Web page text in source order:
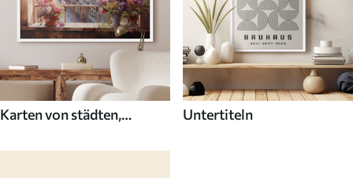
Karten von städten,
Untertiteln